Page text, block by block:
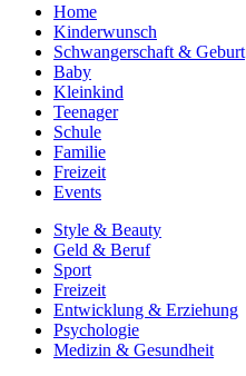
Home
Kinderwunsch
Schwangerschaft & Geburt
Baby
Kleinkind
Teenager
Schule
Familie
Freizeit
Events
Style & Beauty
Geld & Beruf
Sport
Freizeit
Entwicklung & Erziehung
Psychologie
Medizin & Gesundheit